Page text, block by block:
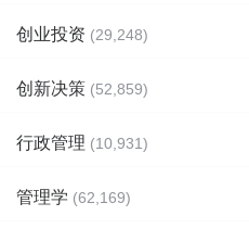
创业投资 (29,248)
创新决策 (52,859)
行政管理 (10,931)
管理学 (62,169)